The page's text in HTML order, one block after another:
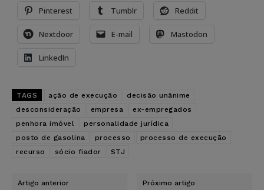
Pinterest Tumblr Reddit
Nextdoor E-mail Mastodon
LinkedIn
TAGS ação de execução
decisão unânime
desconsideração
empresa
ex-empregados
penhora imóvel
personalidade jurídica
posto de gasolina
processo
processo de execução
recurso
sócio fiador STJ
Artigo anterior Próximo artigo